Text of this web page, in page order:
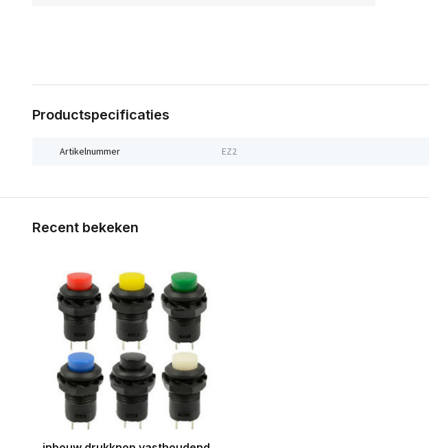
Productspecificaties
Artikelnummer EZ2
Recent bekeken